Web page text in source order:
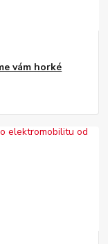
vám horké